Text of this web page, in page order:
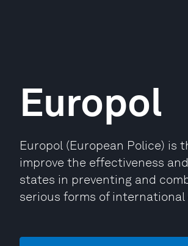
Europol
Europol (European Police) is
improve the effectiveness
states in preventing and
serious forms of international